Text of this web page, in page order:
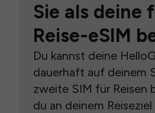
Sie als deine
Reise-eSIM
Du kannst deine
dauerhaft auf deinem
zweite SIM für Reisen
du an deinem